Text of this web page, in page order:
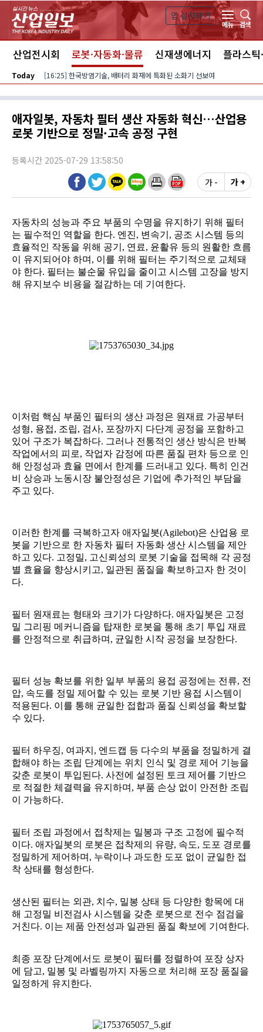
본문 바로가기
앱 설치하기
메뉴
검색
산업전시회 로봇·자동화·물류 신재생에너지 플라스틱
Today [16:25] 한국방염기술, 배터리 화재에 특화된 소화기 선보여
애자일봇, 자동차 필터 생산 자동화 혁신…산업용
로봇 기반으로 정밀·고속 공정 구현
등록시간 2025-07-29 13:58:50
가 -
가 +